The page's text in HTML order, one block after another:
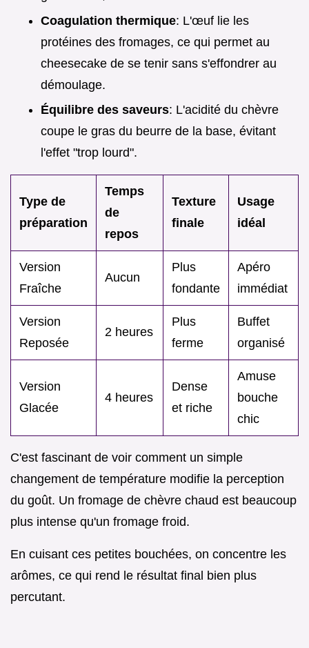
Coagulation thermique: L'œuf lie les
protéines des fromages, ce qui permet au
cheesecake de se tenir sans s'effondrer au
démoulage.
Équilibre des saveurs: L'acidité du chèvre
coupe le gras du beurre de la base, évitant
l'effet "trop lourd".
Type de
préparation
Temps
de
repos
Texture
finale
Usage
idéal
Version
Fraîche
Aucun
Plus
fondante
Apéro
immédiat
Version
Reposée
2 heures
Plus
ferme
Buffet
organisé
Version
Glacée
4 heures
Dense
et riche
Amuse
bouche
chic
C'est fascinant de voir comment un simple
changement de température modifie la perception
du goût. Un fromage de chèvre chaud est beaucoup
plus intense qu'un fromage froid.
En cuisant ces petites bouchées, on concentre les
arômes, ce qui rend le résultat final bien plus
percutant.